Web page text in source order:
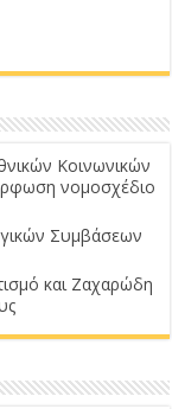
Κοινωνικών
νομοσχέδιο
Συμβάσεων
και Ζαχαρώδη